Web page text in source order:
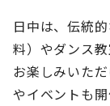
日中は、伝統
料）やダンス
お楽しみいた
やイベントも